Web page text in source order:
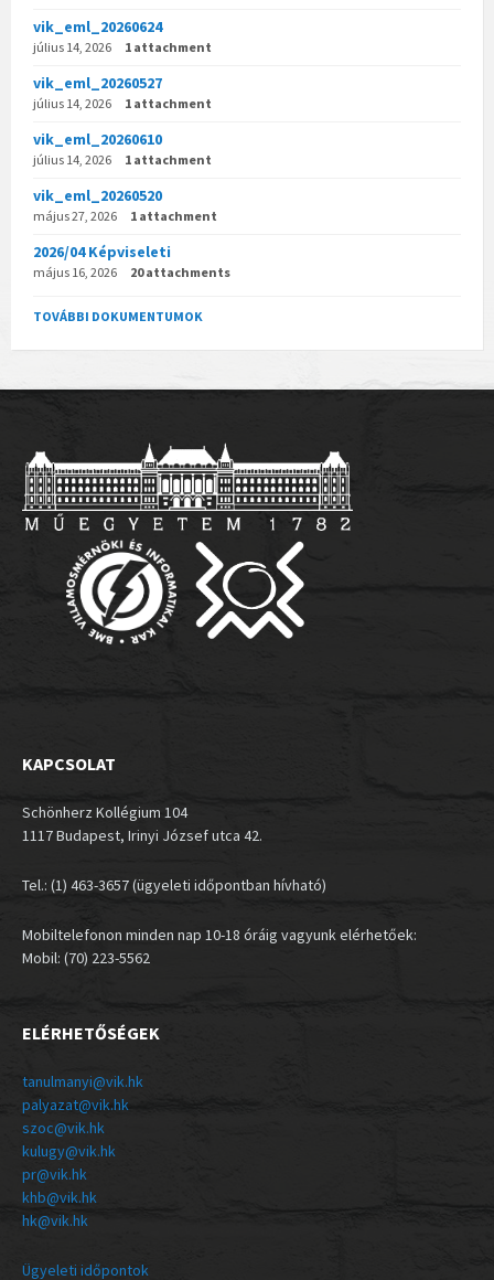
vik_eml_20260624
július 14, 2026 1 attachment
vik_eml_20260527
július 14, 2026 1 attachment
vik_eml_20260610
július 14, 2026 1 attachment
vik_eml_20260520
május 27, 2026 1 attachment
2026/04 Képviseleti
május 16, 2026 20 attachments
TOVÁBBI DOKUMENTUMOK
KAPCSOLAT
Schönherz Kollégium 104
1117 Budapest, Irinyi József utca 42.
Tel.: (1) 463-3657 (ügyeleti időpontban hívható)
Mobiltelefonon minden nap 10-18 óráig vagyunk elérhetőek:
Mobil: (70) 223-5562
ELÉRHETŐSÉGEK
tanulmanyi@vik.hk
palyazat@vik.hk
szoc@vik.hk
kulugy@vik.hk
pr@vik.hk
khb@vik.hk
hk@vik.hk
Ügyeleti időpontok